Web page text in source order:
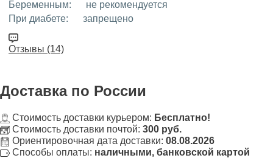
Беременным:
не рекомендуется
При диабете:
запрещено
Отзывы (14)
Доставка по России
Стоимость доставки курьером: Бесплатно!
Стоимость доставки почтой: 300 руб.
Ориентировочная дата доставки: 08.08.2026
Способы оплаты: наличными, банковской картой